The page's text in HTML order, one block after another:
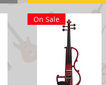
On Sale